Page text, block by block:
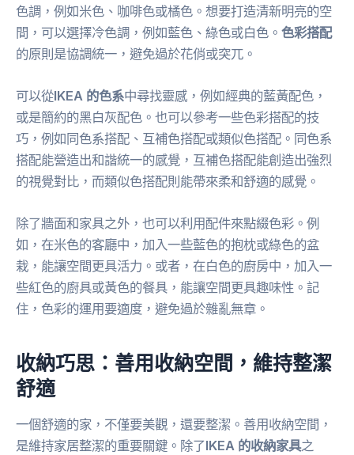
色調，例如米色、咖啡色或橘色。想要打造清新明亮的空
間，可以選擇冷色調，例如藍色、綠色或白色。 色彩搭配
的原則是協調統一，避免過於花俏或突兀。
可以從IKEA 的色系中尋找靈感，例如經典的藍黃配色，
或是簡約的黑白灰配色。也可以參考一些色彩搭配的技
巧，例如同色系搭配、互補色搭配或類似色搭配。同色系
搭配能營造出和諧統一的感覺，互補色搭配能創造出強烈
的視覺對比，而類似色搭配則能帶來柔和舒適的感覺。
除了牆面和家具之外，也可以利用配件來點綴色彩。例
如，在米色的客廳中，加入一些藍色的抱枕或綠色的盆
栽，能讓空間更具活力。或者，在白色的廚房中，加入一
些紅色的廚具或黃色的餐具，能讓空間更具趣味性。記
住，色彩的運用要適度，避免過於雜亂無章。
收納巧思：善用收納空間，維持整潔
舒適
一個舒適的家，不僅要美觀，還要整潔。善用收納空間，
是維持家居整潔的重要關鍵。除了IKEA 的收納家具之